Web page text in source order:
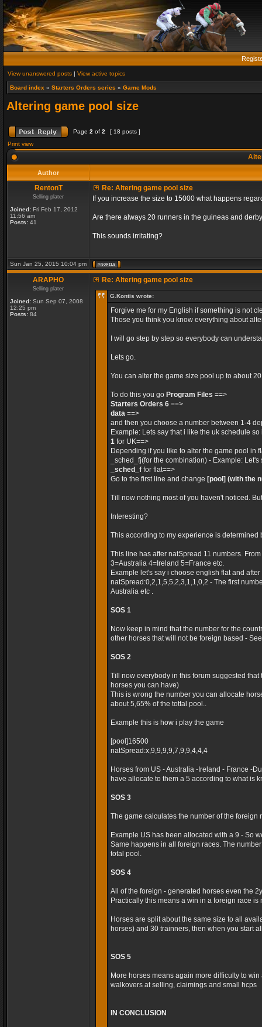
View unanswered posts | View active topics
Board index » Starters Orders series » Game Mods
Altering game pool size
Page 2 of 2
[ 18 posts ]
Print view
Author
RentonT
Selling plater
Joined: Fri Feb 17, 2012
11:56 am
Posts: 41
Re: Altering game pool size
If you increase the size to 15000 what happens
Are there always 20 runners in the guineas and
This sounds irritating?
Sun Jan 25, 2015 10:04 pm
ARAPHO
Selling plater
Joined: Sun Sep 07, 2008
12:25 pm
Posts: 84
Re: Altering game pool size
G.Kontis wrote:
Forgive me for my English if something is not
Those you think you know everything about
I will go step by step so everybody can
Lets go.
You can alter the game size pool up to about
To do this you go Program Files ==>
Starters Orders 6 ==>
data ==>
and then you choose a number between 1-4
Example: Lets say that i like the uk schedule so
1 for UK==>
Depending if you like to alter the game pool in
_sched_fj(for the combination) - Example:
_sched_f for flat==>
Go to the first line and change [pool] (with the
Till now nothing most of you haven't noticed.
Interesting?
This according to my experience is
This line has after natSpread 11 numbers.
3=Australia 4=Ireland 5=France etc.
Example let's say i choose english flat and
natSpread:0,2,1,5,5,2,3,1,1,0,2 - The first
Australia etc .
SOS 1
Now keep in mind that the number for the
other horses that will not be foreign based -
SOS 2
Till now everybody in this forum suggested
horses you can have)
This is wrong the number you can allocate
about 5,65% of the tottal pool..
Example this is how i play the game
[pool]16500
natSpread:x,9,9,9,9,7,9,9,4,4,4
Horses from US - Australia -Ireland - France -
have allocate to them a 5 according to what is
SOS 3
The game calculates the number of the foreign
Example US has been allocated with a 9 - So
Same happens in all foreign races. The
total pool.
SOS 4
All of the foreign - generated horses even the
Practically this means a win in a foreign race is
Horses are split about the same size to all
horses) and 30 trainners, then when you start
SOS 5
More horses means again more difficulty to
walkovers at selling, claimings and small hcps
IN CONCLUSION